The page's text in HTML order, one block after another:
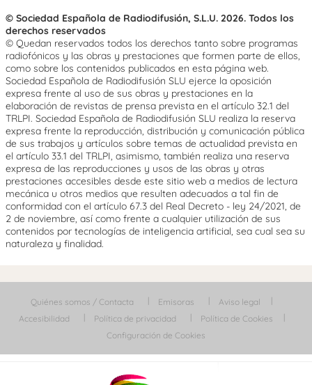
© Sociedad Española de Radiodifusión, S.L.U. 2026. Todos los
derechos reservados
© Quedan reservados todos los derechos tanto sobre programas
radiofónicos y las obras y prestaciones que formen parte de ellos,
como sobre los contenidos publicados en esta página web.
Sociedad Española de Radiodifusión SLU ejerce la oposición
expresa frente al uso de sus obras y prestaciones en la
elaboración de revistas de prensa prevista en el artículo 32.1 del
TRLPI. Sociedad Española de Radiodifusión SLU realiza la reserva
expresa frente la reproducción, distribución y comunicación pública
de sus trabajos y artículos sobre temas de actualidad prevista en
el artículo 33.1 del TRLPI, asimismo, también realiza una reserva
expresa de las reproducciones y usos de las obras y otras
prestaciones accesibles desde este sitio web a medios de lectura
mecánica u otros medios que resulten adecuados a tal fin de
conformidad con el artículo 67.3 del Real Decreto - ley 24/2021, de
2 de noviembre, así como frente a cualquier utilización de sus
contenidos por tecnologías de inteligencia artificial, sea cual sea su
naturaleza y finalidad.
Quiénes somos / Contacta Emisoras
Aviso legal
Accesibilidad
Política de privacidad
Política de Cookies
Configuración de Cookies